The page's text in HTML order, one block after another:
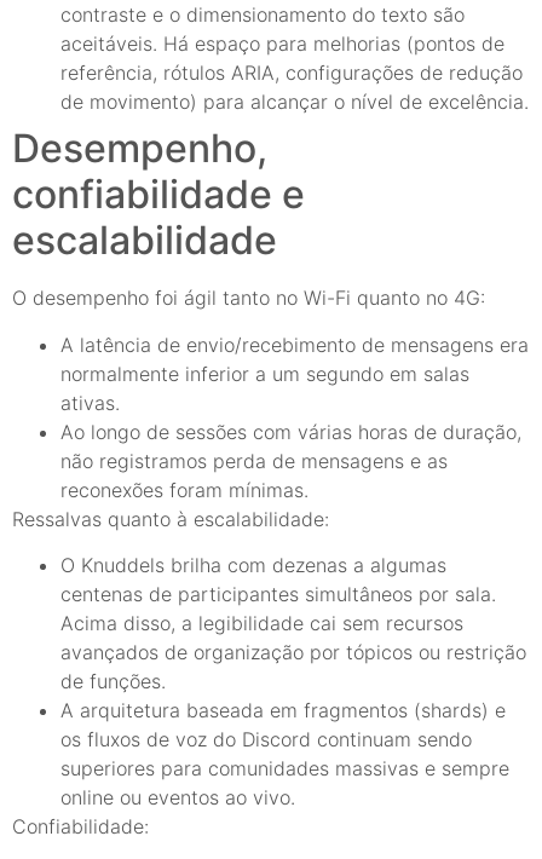
contraste e o dimensionamento do texto são
aceitáveis. Há espaço para melhorias (pontos de
referência, rótulos ARIA, configurações de redução
de movimento) para alcançar o nível de excelência.
Desempenho,
confiabilidade e
escalabilidade
O desempenho foi ágil tanto no Wi-Fi quanto no 4G:
A latência de envio/recebimento de mensagens era
normalmente inferior a um segundo em salas
ativas.
Ao longo de sessões com várias horas de duração,
não registramos perda de mensagens e as
reconexões foram mínimas.
Ressalvas quanto à escalabilidade:
O Knuddels brilha com dezenas a algumas
centenas de participantes simultâneos por sala.
Acima disso, a legibilidade cai sem recursos
avançados de organização por tópicos ou restrição
de funções.
A arquitetura baseada em fragmentos (shards) e
os fluxos de voz do Discord continuam sendo
superiores para comunidades massivas e sempre
online ou eventos ao vivo.
Confiabilidade: